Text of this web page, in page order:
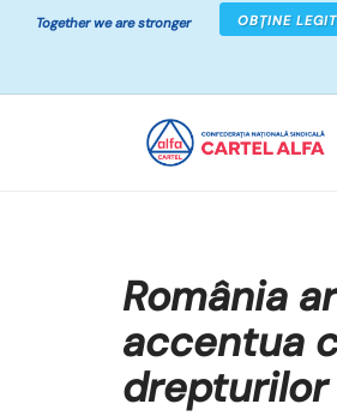
Together we are stronger OBȚINE
România
accentua
drepturilor